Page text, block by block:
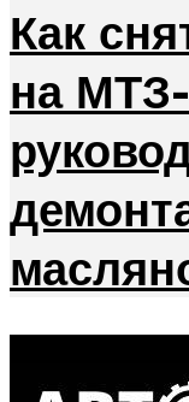
Как
на